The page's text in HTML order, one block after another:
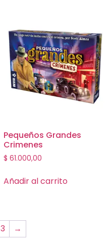
Pequeños Grandes
Crimenes
$ 61.000,00
Añadir al carrito
3 →